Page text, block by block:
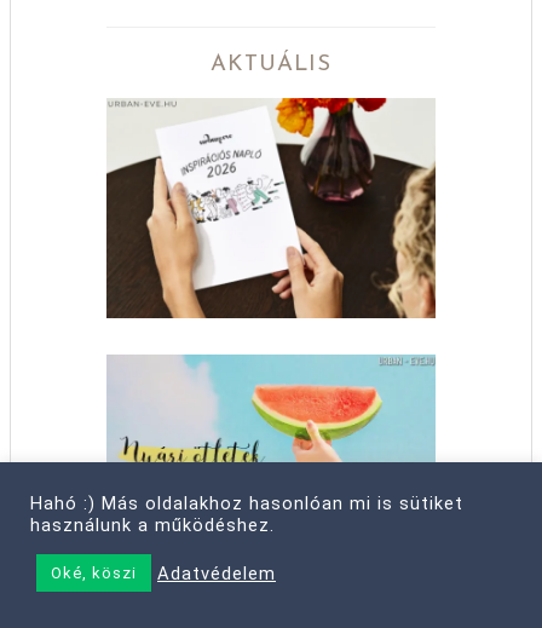
AKTUÁLIS
Hahó :) Más oldalakhoz hasonlóan mi is sütiket
használunk a működéshez.
Oké, köszi Adatvédelem